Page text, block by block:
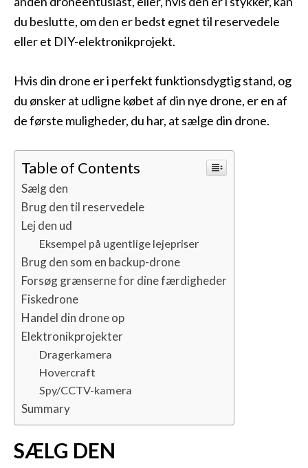
du beslutte, om den er bedst egnet til reservedele
eller et DIY-elektronikprojekt.
Hvis din drone er i perfekt funktionsdygtig stand, og
du ønsker at udligne købet af din nye drone, er en af
de første muligheder, du har, at sælge din drone.
Table of Contents
Sælg den
Brug den til reservedele
Lej den ud
Eksempel på ugentlige lejepriser
Brug den som en backup-drone
Forsøg grænserne for dine færdigheder
Fiskedrone
Handel din drone op
Elektronikprojekter
Dragerkamera
Hovercraft
Spy/CCTV-kamera
Summary
SÆLG DEN